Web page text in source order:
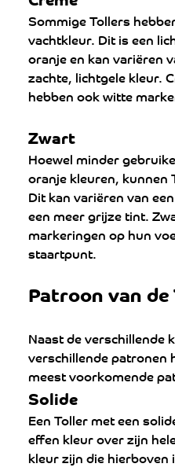
Sommige Tollers
vachtkleur. Dit is een
oranje en kan variëren
zachte, lichtgele kleur.
hebben ook witte
Zwart
Hoewel minder
oranje kleuren, kunnen
Dit kan variëren van
een meer grijze tint.
markeringen op hun
staartpunt.
Patroon van
Naast de verschillende
verschillende patronen
meest voorkomende
Solide
Een Toller met een
effen kleur over zijn
kleur zijn die hierboven